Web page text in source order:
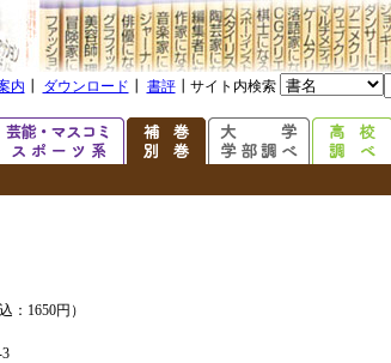
内 ダウンロード 書評┃サイト内検索
：1650円）